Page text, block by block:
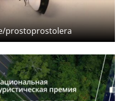
prostoprostolera